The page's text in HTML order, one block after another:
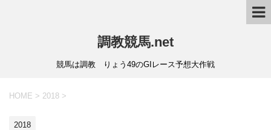
調教競馬.net
競馬は調教 りょう49のGIレース予想大作戦
HOME > 2018 >
2018